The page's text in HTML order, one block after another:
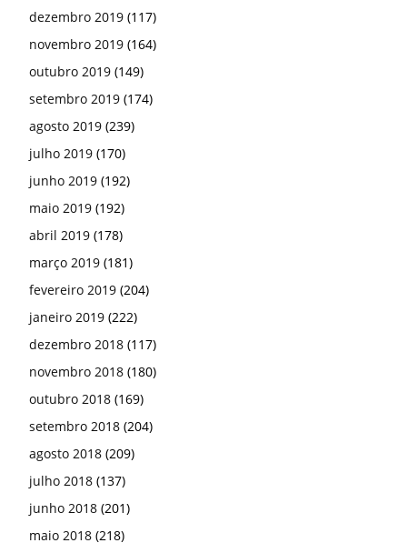
dezembro 2019 (117)
novembro 2019 (164)
outubro 2019 (149)
setembro 2019 (174)
agosto 2019 (239)
julho 2019 (170)
junho 2019 (192)
maio 2019 (192)
abril 2019 (178)
março 2019 (181)
fevereiro 2019 (204)
janeiro 2019 (222)
dezembro 2018 (117)
novembro 2018 (180)
outubro 2018 (169)
setembro 2018 (204)
agosto 2018 (209)
julho 2018 (137)
junho 2018 (201)
maio 2018 (218)